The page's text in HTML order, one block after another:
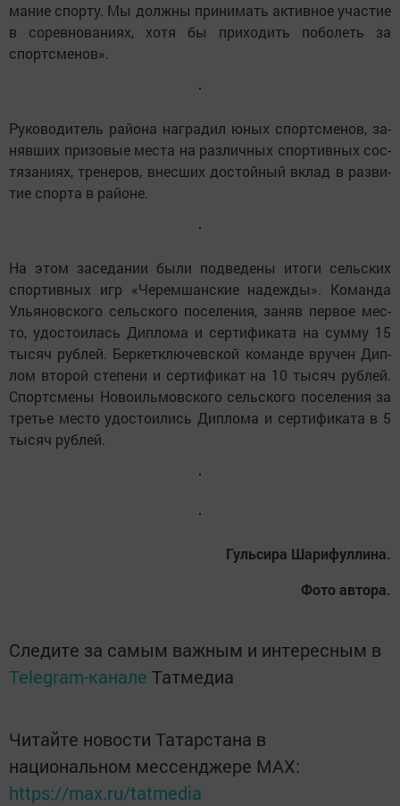
ма­ние спор­ту. Мы долж­ны при­ни­мать ак­тив­ное учас­тие
в со­рев­но­ва­ни­ях, хо­тя бы при­хо­дить по­бо­леть за
спортс­ме­нов».
Ру­ко­во­ди­тель ра­йо­на наг­радил юных спортс­ме­нов, за­
няв­ших при­зо­вые мес­та на раз­лич­ных спор­тив­ных сос­
тя­за­ни­ях, тре­не­ров, внес­ших дос­той­ный вк­лад в раз­ви­
тие спор­та в ра­йо­не.
На этом за­се­да­нии бы­ли под­ве­де­ны ито­ги сельс­ких
спор­тив­ных игр «Че­рем­шанс­кие на­деж­ды». Ко­ман­да
Уль­я­новс­ко­го сельс­ко­го по­се­ле­ния, за­няв пер­вое мес­
то, удос­то­и­лась Дип­ло­ма и сер­ти­фи­ка­та на сум­му 15
ты­сяч руб­лей. Бер­кетк­лю­чевс­кой ко­ман­де вру­чен Дип­
лом вто­рой сте­пе­ни и сер­ти­фи­кат на 10 ты­сяч руб­лей.
Спортс­ме­ны Но­во­иль­мовс­ко­го сельс­ко­го по­се­ле­ния за
третье мес­то удос­то­и­лись Дип­ло­ма и сер­ти­фи­ка­та в 5
ты­сяч руб­лей.
Гуль­си­ра Ша­ри­фул­ли­на.
Фо­то ав­то­ра.
Следите за самым важным и интересным в
Telegram-канале Татмедиа
Читайте новости Татарстана в
национальном мессенджере MАХ:
https://max.ru/tatmedia